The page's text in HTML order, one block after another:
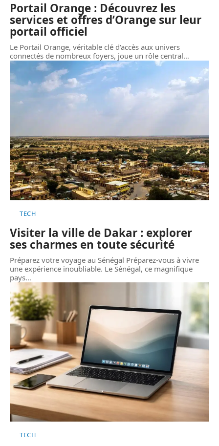
Portail Orange : Découvrez les
services et offres d’Orange sur leur
portail officiel
Le Portail Orange, véritable clé d'accès aux univers
connectés de nombreux foyers, joue un rôle central…
TECH
Visiter la ville de Dakar : explorer
ses charmes en toute sécurité
Préparez votre voyage au Sénégal Préparez-vous à vivre
une expérience inoubliable. Le Sénégal, ce magnifique
pays…
TECH